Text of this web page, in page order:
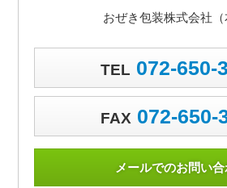
おぜき包装株式会社（
TEL 072-650-
FAX 072-650-
メールでのお問い